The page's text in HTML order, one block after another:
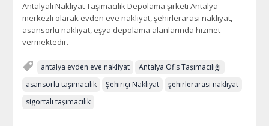
Antalyalı Nakliyat Taşımacılık Depolama şirketi Antalya
merkezli olarak evden eve nakliyat, şehirlerarası nakliyat,
asansörlü nakliyat, eşya depolama alanlarında hizmet
vermektedir.
antalya evden eve nakliyat
Antalya Ofis Taşımacılığı
asansörlü taşımacılık
Şehiriçi Nakliyat
şehirlerarası nakliyat
sigortalı taşımacılık